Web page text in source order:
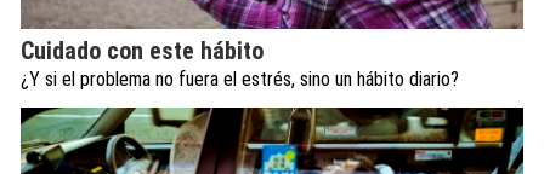
Cuidado con este hábito
¿Y si el problema no fuera el estrés, sino un hábito diario?